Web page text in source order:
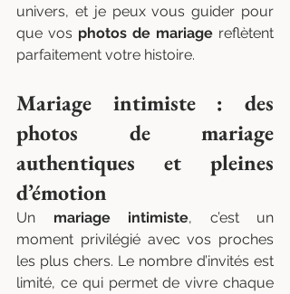
univers, et je peux vous guider pour
que vos photos de mariage reflètent
parfaitement votre histoire.
Mariage intimiste : des
photos de mariage
authentiques et pleines
d’émotion
Un mariage intimiste, c’est un
moment privilégié avec vos proches
les plus chers. Le nombre d’invités est
limité, ce qui permet de vivre chaque